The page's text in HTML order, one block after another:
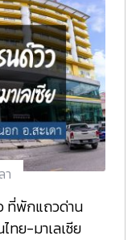
า
ที่พักแถวด่าน
ทย-มาเลเซีย